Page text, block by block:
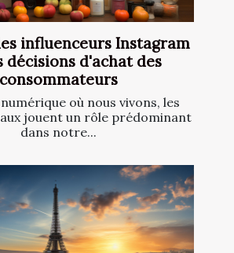
influenceurs Instagram
décisions d'achat des
consommateurs
où nous vivons, les
jouent un rôle prédominant
dans notre...